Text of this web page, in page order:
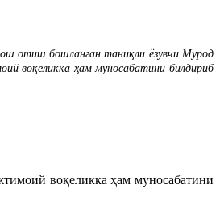
отиш бошланган таниқли ёзувчи Мурод
воқеликка ҳам муносабатини билдириб
воқеликка ҳам муносабатини